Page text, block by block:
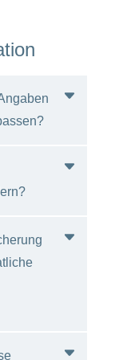
aller
weiteres
für
im
Sie
Sie im
unter